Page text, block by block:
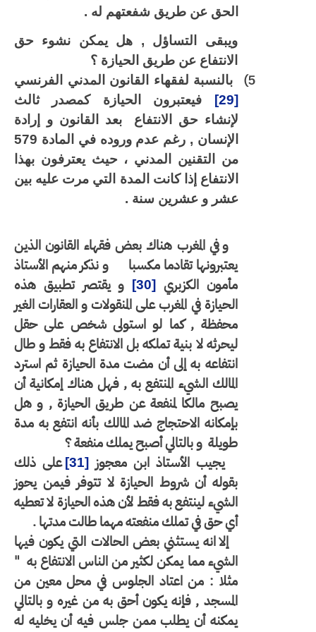
الحق عن طريق شفعتهم له .
ويبقى التساؤل , هل يمكن نشوء حق
الانتفاع عن طريق الحيازة ؟
بالنسبة لفقهاء القانون المدني الفرنسي
[29]فيعتبرون الحيازة كمصدر ثالث
لإنشاء حق الانتفاع
بعد القانون و إرادة
الإنسان , رغم عدم وروده في المادة 579
من التقنين المدني ، حيث يعترفون بهذا
الانتفاع إذا كانت المدة التي مرت عليه بين
عشر و عشرين سنة .
و في المغرب هناك بعض فقهاء القانون الذين
يعتبرونها تقادما مكسبا
و نذكر منهم الأستاذ
مأمون الكزبري[30]و يقتصر تطبيق هذه
الحيازة في المغرب على المنقولات و العقارات الغير
محفظة , كما لو استولى شخص على حقل
ليحرثه لا بنية تملكه بل الانتفاع به فقط و طال
انتفاعه به إلى أن مضت مدة الحيازة ثم استرد
المالك الشيء المنتفع به , فهل هناك إمكانية أن
يصبح مالكا لمنفعة عن طريق الحيازة , و هل
بإمكانه الاحتجاج ضد المالك بأنه انتفع به مدة
طويلة و بالتالي أصبح يملك منفعة ؟
يجيب الأستاذ ابن معجوز[31]على ذلك
بقوله أن شروط الحيازة لا تتوفر فيمن يحوز
الشيء لينتفع به فقط لأن هذه الحيازة لا تعطيه
أي حق في تملك منفعته مهما طالت مدتها .
إلا انه يستثني بعض الحالات التي يكون فيها
الشيء مما يمكن لكثير من الناس الانتفاع به "
مثلا : من اعتاد الجلوس في محل معين من
المسجد , فإنه يكون أحق به من غيره و بالتالي
يمكنه أن يطلب ممن جلس فيه أن يخليه له